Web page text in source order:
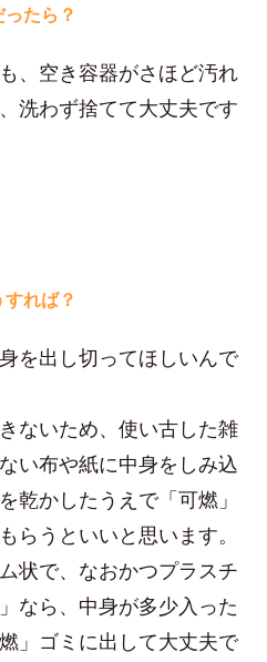
ったら？
、空き容器がさほど汚れ
洗わず捨てて大丈夫です
れば？
を出し切ってほしいんで
ないため、使い古した雑
い布や紙に中身をしみ込
乾かしたうえで「可燃」
らうといいと思います。
状で、なおかつプラスチ
なら、中身が多少入った
」ゴミに出して大丈夫で